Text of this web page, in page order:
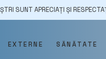
ȘI RESPECTAȚI ÎN IRLANDA,
EXTERNE SĂNĂTATE